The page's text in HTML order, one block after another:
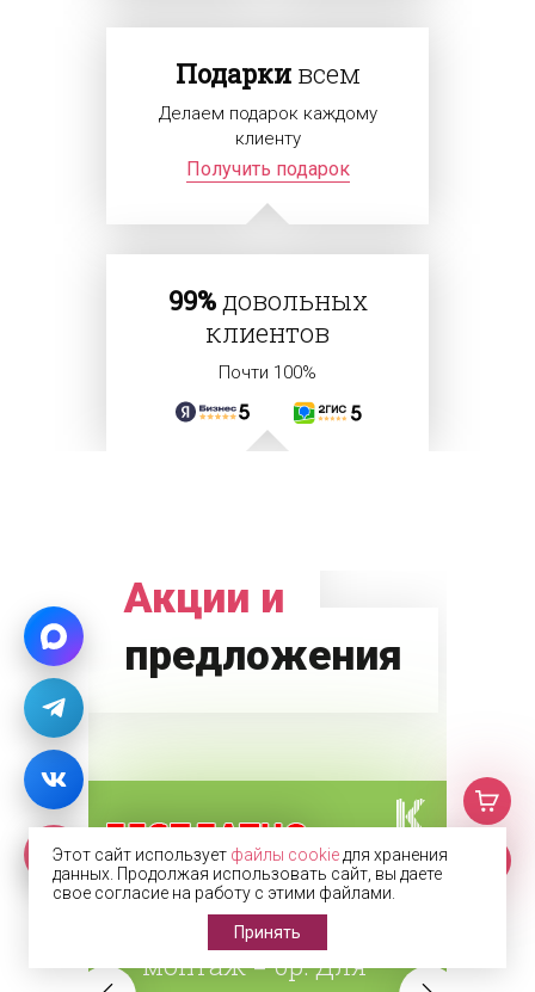
Подаркивсем
Делаем подарок каждому
клиенту
Получить подарок
99%довольных
клиентов
Почти 100%
Акции и
предложения
Замер, доставка и
монтаж = 0р. Для
Этот сайт использует файлы cookie для хранения
данных. Продолжая использовать сайт, вы даете
свое согласие на работу с этими файлами.
Принять